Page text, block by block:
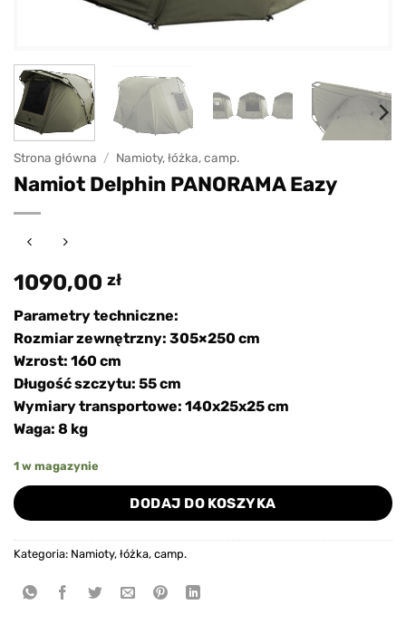
Strona główna / Namioty, łóżka, camp.
Namiot Delphin PANORAMA Eazy
1090,00 zł
Parametry techniczne:
Rozmiar zewnętrzny: 305×250 cm
Wzrost: 160 cm
Długość szczytu: 55 cm
Wymiary transportowe: 140x25x25 cm
Waga: 8 kg
1 w magazynie
DODAJ DO KOSZYKA
Kategoria: Namioty, łóżka, camp.